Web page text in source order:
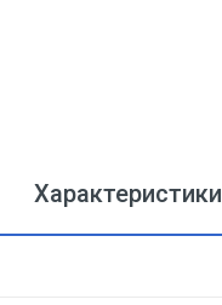
Характеристики